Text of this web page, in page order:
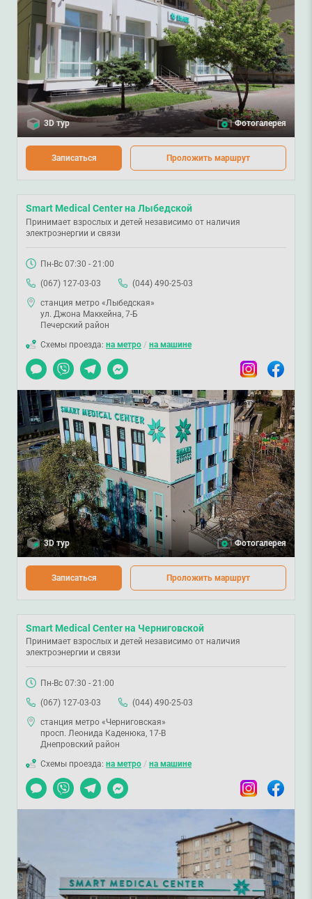
3D тур Фотогалерея
Записаться Проложить маршрут
Smart Medical Center на Лыбедской
Принимает взрослых и детей независимо от наличия
электроэнергии и связи
Пн-Вс 07:30 - 21:00
(067) 127-03-03
(044) 490-25-03
станция метро «Лыбедская»
ул. Джона Маккейна, 7-Б
Печерский район
Схемы проезда: на метро / на машине
Чат
Viber TelegramMessenger InstagramFacebook
3D тур Фотогалерея
Записаться Проложить маршрут
Smart Medical Center на Черниговской
Принимает взрослых и детей независимо от наличия
электроэнергии и связи
Пн-Вс 07:30 - 21:00
(067) 127-03-03
(044) 490-25-03
станция метро «Черниговская»
просп. Леонида Каденюка, 17-В
Днепровский район
Схемы проезда: на метро / на машине
Чат
Viber TelegramMessenger InstagramFacebook